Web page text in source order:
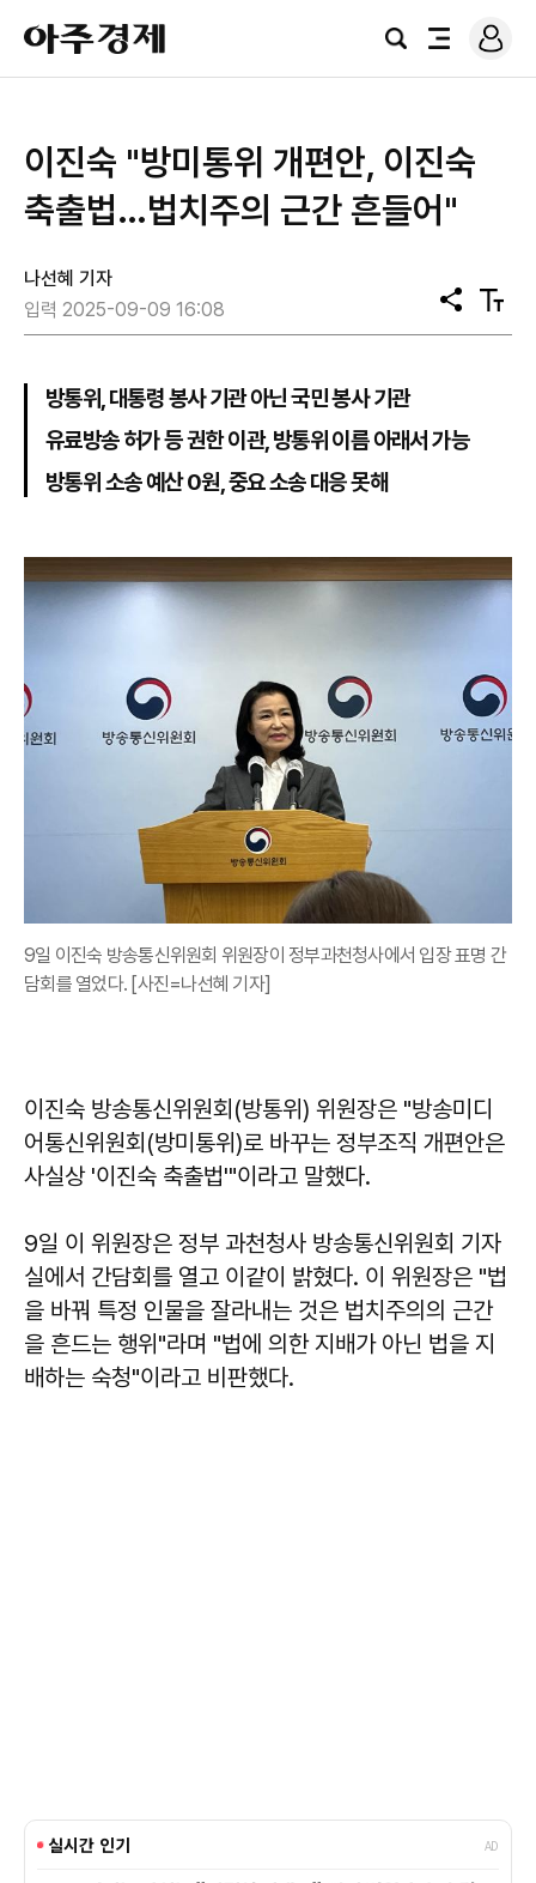
아
주
경
검
전
로
그
이진숙 "방미통위 개편안, 이진숙
축출법…법치주의 근간 흔들어"
나선혜 기자
입력 2025-09-09 16:08
공
유
텍
스
방통위, 대통령 봉사 기관 아닌 국민 봉사 기관
유료방송 허가 등 권한 이관, 방통위 이름 아래서 가능
방통위 소송 예산 0원, 중요 소송 대응 못해
9일 이진숙 방송통신위원회 위원장이 정부과천청사에서 입장 표명 간
담회를 열었다. [사진=나선혜 기자]
이진숙 방송통신위원회(방통위) 위원장은 "방송미디
어통신위원회(방미통위)로 바꾸는 정부조직 개편안은
사실상 '이진숙 축출법'"이라고 말했다.
9일 이 위원장은 정부 과천청사 방송통신위원회 기자
실에서 간담회를 열고 이같이 밝혔다. 이 위원장은 "법
을 바꿔 특정 인물을 잘라내는 것은 법치주의의 근간
을 흔드는 행위"라며 "법에 의한 지배가 아닌 법을 지
배하는 숙청"이라고 비판했다.